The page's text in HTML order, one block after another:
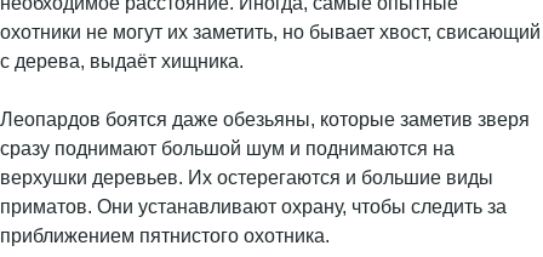
охотники не могут их заметить, но бывает хвост, свисающий
с дерева, выдаёт хищника.
Леопардов боятся даже обезьяны, которые заметив зверя
сразу поднимают большой шум и поднимаются на
верхушки деревьев. Их остерегаются и большие виды
приматов. Они устанавливают охрану, чтобы следить за
приближением пятнистого охотника.